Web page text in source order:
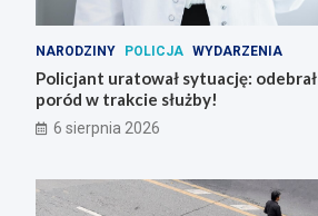
NARODZINY POLICJA WYDARZENIA
Policjant uratował sytuację: odebrał
poród w trakcie służby!
6 sierpnia 2026